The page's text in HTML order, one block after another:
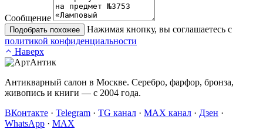
Сообщение
Подобрать похожее
Нажимая кнопку, вы соглашаетесь с
политикой конфиденциальности
Наверх
Антикварный салон в Москве. Серебро, фарфор, бронза,
живопись и книги — с 2004 года.
ВКонтакте · Telegram · TG канал · MAX канал · Дзен ·
WhatsApp · MAX